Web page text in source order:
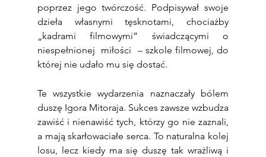
poprzez jego twórczość. Podpisywał swoje
dzieła własnymi tęsknotami, chociażby
„kadrami filmowymi” świadczącymi o
niespełnionej  miłości  – szkole filmowej, do
której nie udało mu się dostać.
Te wszystkie wydarzenia naznaczały bólem
duszę Igora Mitoraja. Sukces zawsze wzbudza
zawiść i nienawiść tych, którzy go nie zaznali,
a mają skarłowaciałe serca. To naturalna kolej
losu, lecz kiedy ma się duszę tak wrażliwą i